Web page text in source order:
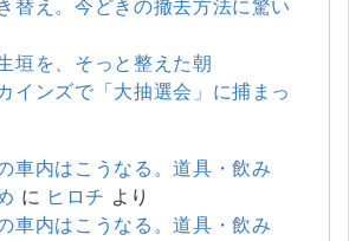
替え。今どきの撤去方法に驚い
垣を、そっと整えた朝
インズで「大抽選会」に捕まっ
車内はこうなる。道具・飲み
に ヒロチ より
車内はこうなる。道具・飲み